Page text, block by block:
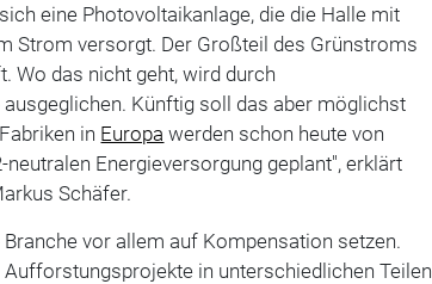
eine Photovoltaikanlage, die die Halle mit
Strom versorgt. Der Großteil des Grünstroms
Wo das nicht geht, wird durch
Künftig soll das aber möglichst
in Europa werden schon heute von
neutralen Energieversorgung geplant", erklärt
Schäfer.
vor allem auf Kompensation setzen.
in unterschiedlichen Teilen